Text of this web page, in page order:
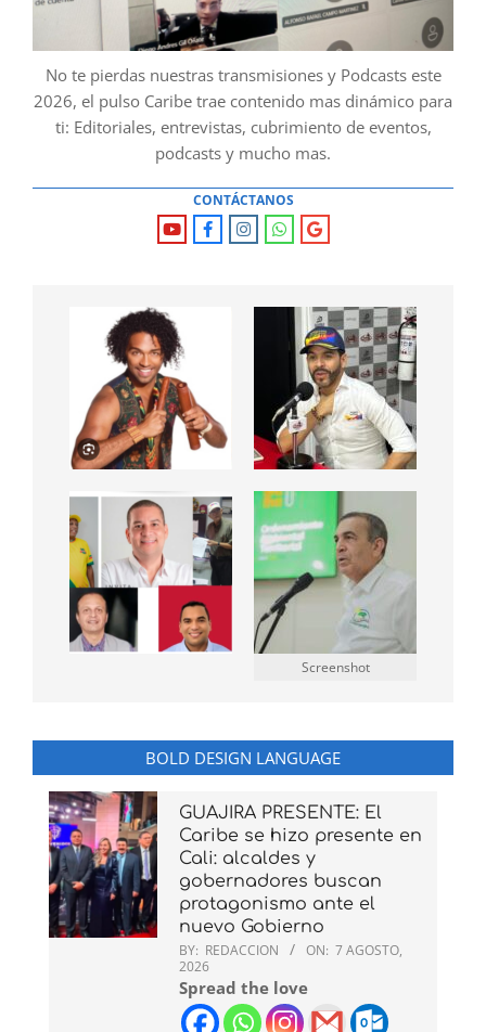
No te pierdas nuestras transmisiones y Podcasts este
2026, el pulso Caribe trae contenido mas dinámico para
ti: Editoriales, entrevistas, cubrimiento de eventos,
podcasts y mucho mas.
CONTÁCTANOS
Screenshot
BOLD DESIGN LANGUAGE
GUAJIRA PRESENTE: El
Caribe se hizo presente en
Cali: alcaldes y
gobernadores buscan
protagonismo ante el
nuevo Gobierno
BY: REDACCION ON: 7 AGOSTO,
2026
Spread the love